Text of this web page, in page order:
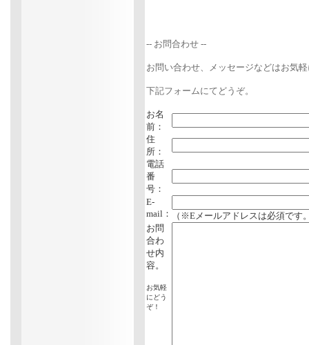
-- お問合わせ --
お問い合わせ、メッセージなどはお気
下記フォームにてどうぞ。
お名
前：
住
所：
電話
番
号：
E-
mail：
（※Eメールアドレスは必須です
お問
合わ
せ内
容。
お気軽
にどう
ぞ！